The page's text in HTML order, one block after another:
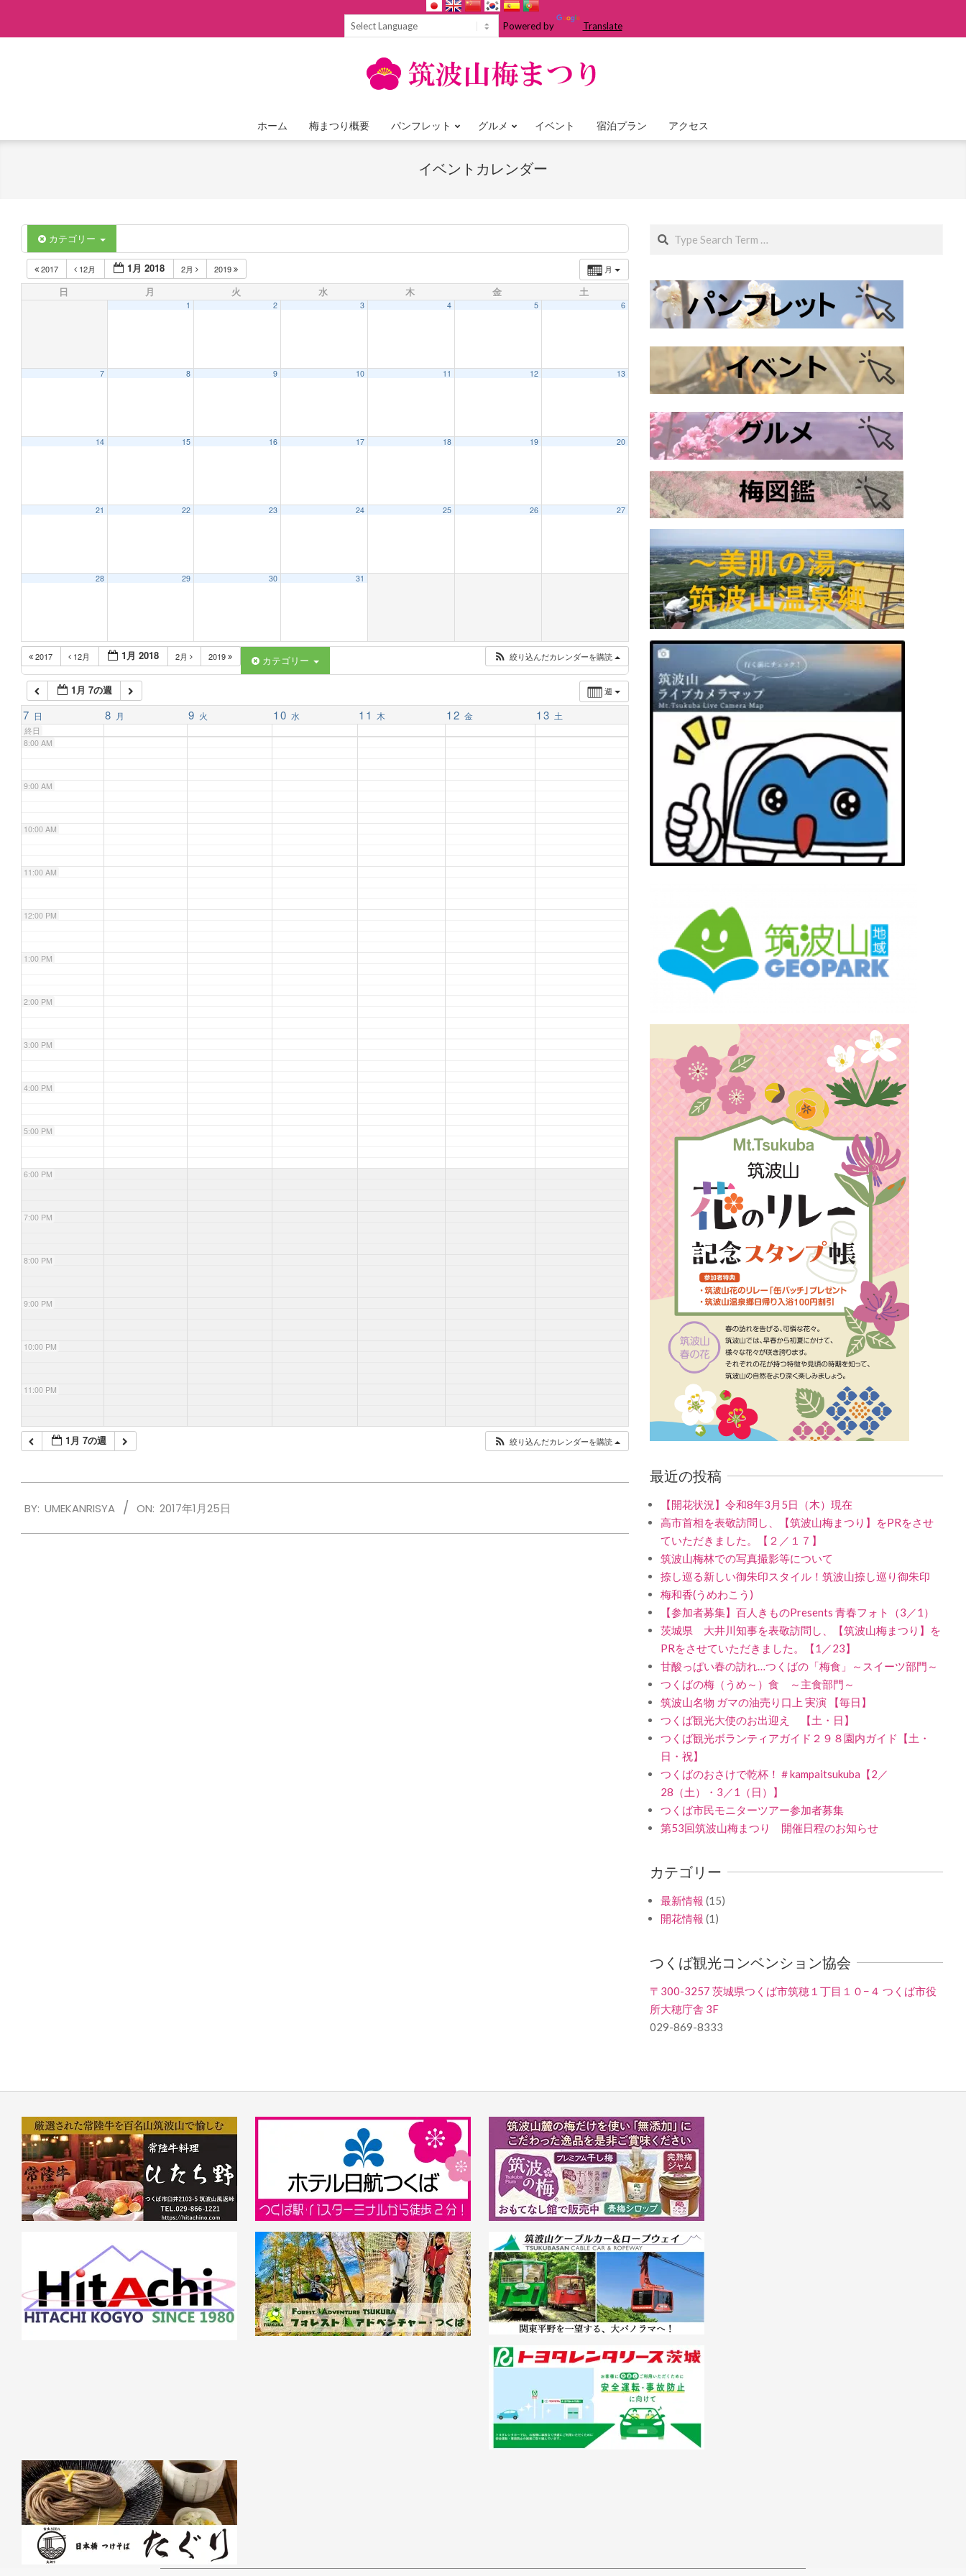
Powered by Translate
Primary
Menu
ホーム 梅まつり概要 パンフレット グルメ イベント 宿泊プラン アクセス
イベントカレンダー
カテゴリー
月
2017 12月 1月 2018 2月 2019
日 月 火 水 木 金 土
1 2 3 4 5 6
7 8 9 10 11 12 13
14 15 16 17 18 19 20
21 22 23 24 25 26 27
28 29 30 31
2017 12月 1月 2018 2月 2019 絞り込んだカレンダーを購読
カテゴリー
週
1月 7の週
7 日 8 月 9 火 10 水 11 木 12 金 13 土
終日
4:00 AM
6:00 AM
7:00 AM
8:00 AM
9:00 AM
10:00 AM
11:00 AM
12:00 PM
1:00 PM
2:00 PM
3:00 PM
4:00 PM
5:00 PM
6:00 PM
7:00 PM
8:00 PM
9:00 PM
10:00 PM
11:00 PM
1月 7の週 絞り込んだカレンダーを購読
01-
BY: UMEKANRISYA ON: 2017年1月25日
Search
最近の投稿
【開花状況】令和8年3月5日（木）現在
高市首相を表敬訪問し、【筑波山梅まつり】をPRをさせ
ていただきました。【２／１７】
筑波山梅林での写真撮影等について
捺し巡る新しい御朱印スタイル！筑波山捺し巡り御朱印
梅和香(うめわこう)
【参加者募集】百人きものPresents 青春フォト（3／1）
茨城県 大井川知事を表敬訪問し、【筑波山梅まつり】を
PRをさせていただきました。【1／23】
甘酸っぱい春の訪れ…つくばの「梅食」～スイーツ部門～
つくばの梅（うめ～）食 ～主食部門～
筑波山名物 ガマの油売り口上 実演 【毎日】
つくば観光大使のお出迎え 【土・日】
つくば観光ボランティアガイド２９８園内ガイド【土・
日・祝】
つくばのおさけで乾杯！＃kampaitsukuba【2／
28（土）・3／1（日）】
つくば市民モニターツアー参加者募集
第53回筑波山梅まつり 開催日程のお知らせ
カテゴリー
最新情報 (15)
開花情報 (1)
つくば観光コンベンション協会
〒300-3257 茨城県つくば市筑穂１丁目１０−４ つくば市役
所大穂庁舎 3F
029-869-8333